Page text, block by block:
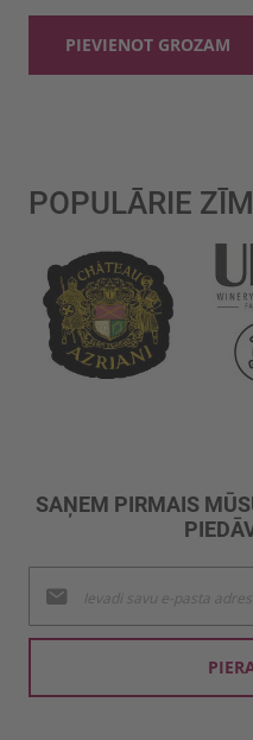
PIEVIENOT GROZAM
POPULĀRIE
SAŅEM PIRMAIS
jaunumu
saņemšanai: